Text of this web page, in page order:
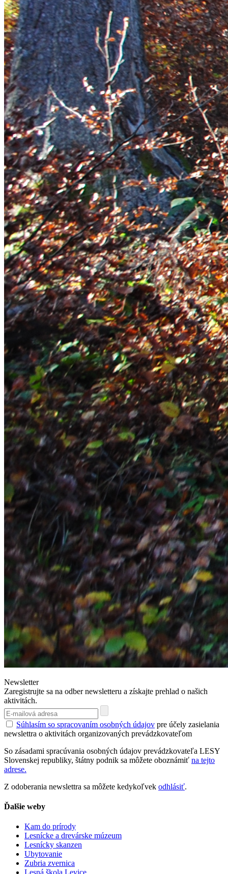
Newsletter
Zaregistrujte sa na odber newsletteru a získajte prehlad o našich
aktivitách.
Súhlasím so spracovaním osobných údajov pre účely zasielania
newslettra o aktivitách organizovaných prevádzkovateľom
So zásadami spracúvania osobných údajov prevádzkovateľa LESY
Slovenskej republiky, štátny podnik sa môžete oboznámiť na tejto
adrese.
Z odoberania newslettra sa môžete kedykoľvek odhlásiť.
Ďalšie weby
Kam do prírody
Lesnícke a drevárske múzeum
Lesnícky skanzen
Ubytovanie
Zubria zvernica
Lesná škola Levice